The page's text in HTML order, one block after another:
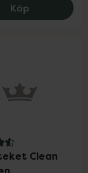
&
25%
10, 769.6 kr.
Köp Medik8
i omdöme
Clean